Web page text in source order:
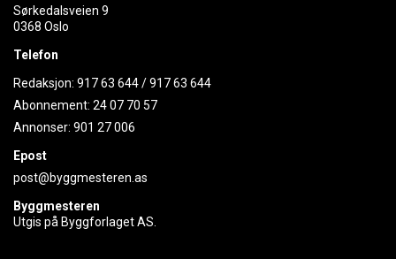
Sørkedalsveien 9
0368 Oslo
Telefon
Redaksjon: 917 63 644/917 63 644
Abonnement: 24 07 70 57
Annonser: 901 27 006
Epost
post@byggmesteren.as
Byggmesteren
Utgis på Byggforlaget AS.